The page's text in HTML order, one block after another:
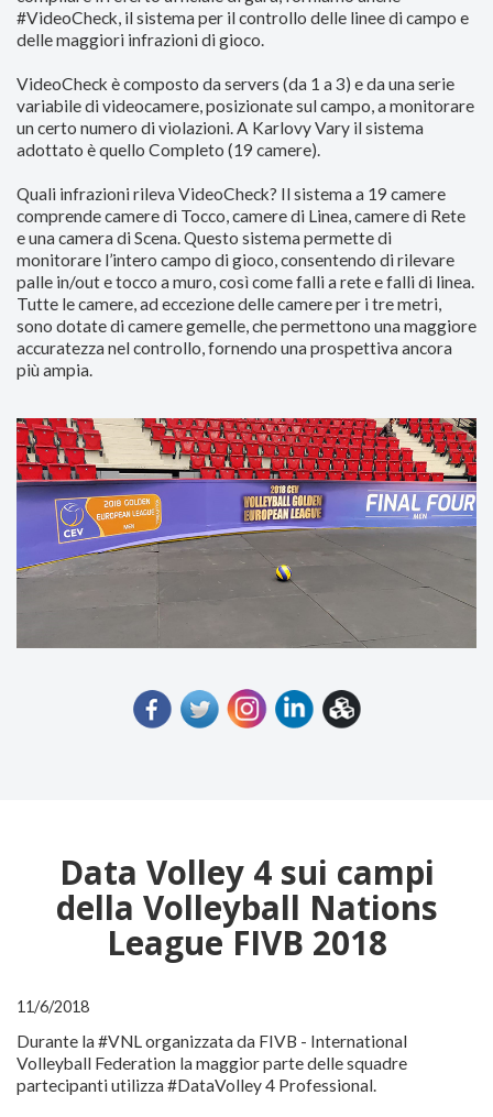
#VideoCheck, il sistema per il controllo delle linee di campo e
delle maggiori infrazioni di gioco.
VideoCheck è composto da servers (da 1 a 3) e da una serie
variabile di videocamere, posizionate sul campo, a monitorare
un certo numero di violazioni. A Karlovy Vary il sistema
adottato è quello Completo (19 camere).
Quali infrazioni rileva VideoCheck? Il sistema a 19 camere
comprende camere di Tocco, camere di Linea, camere di Rete
e una camera di Scena. Questo sistema permette di
monitorare l’intero campo di gioco, consentendo di rilevare
palle in/out e tocco a muro, così come falli a rete e falli di linea.
Tutte le camere, ad eccezione delle camere per i tre metri,
sono dotate di camere gemelle, che permettono una maggiore
accuratezza nel controllo, fornendo una prospettiva ancora
più ampia.
Data Volley 4 sui campi
della Volleyball Nations
League FIVB 2018
11/6/2018
Durante la #VNL organizzata da FIVB - International
Volleyball Federation la maggior parte delle squadre
partecipanti utilizza #DataVolley 4 Professional.